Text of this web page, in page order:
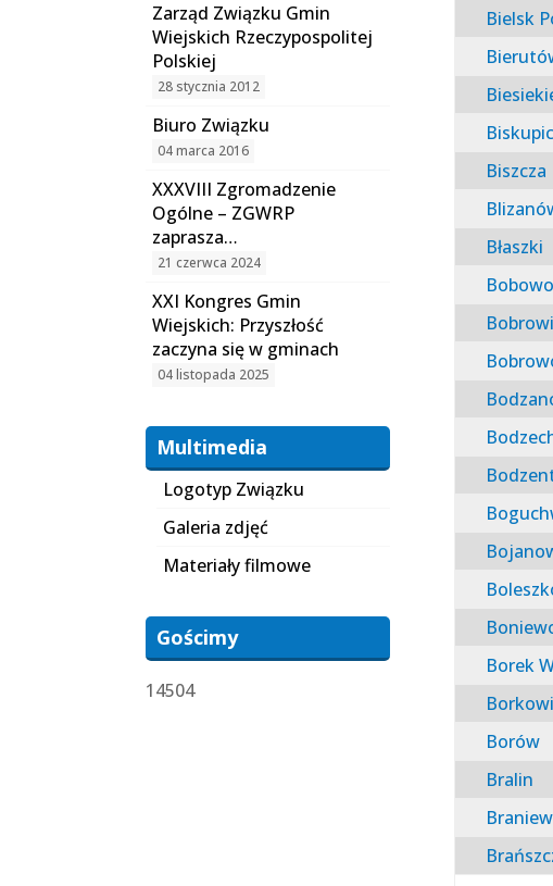
Bielsk
Biszcza
Błaszki
Bobowo
Borek
Borów
Bralin
Zarząd Związku Gmin
Wiejskich Rzeczypospolitej
Polskiej
28 stycznia 2012
Biuro Związku
04 marca 2016
XXXVIII Zgromadzenie
Ogólne – ZGWRP
zaprasza…
21 czerwca 2024
XXI Kongres Gmin
Wiejskich: Przyszłość
zaczyna się w gminach
04 listopada 2025
Multimedia
Logotyp Związku
Galeria zdjęć
Materiały filmowe
Gościmy
14504